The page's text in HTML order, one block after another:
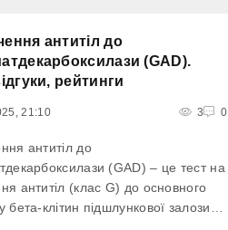
антитіл до
(GAD).
рейтинги
21:10 3 0
антитіл до
(GAD) – це тест на
антитіл (клас G) до основного
бета-клітин підшлункової залози,